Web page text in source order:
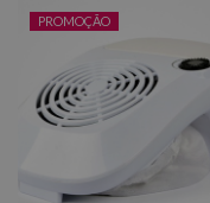
PROMOÇÃO